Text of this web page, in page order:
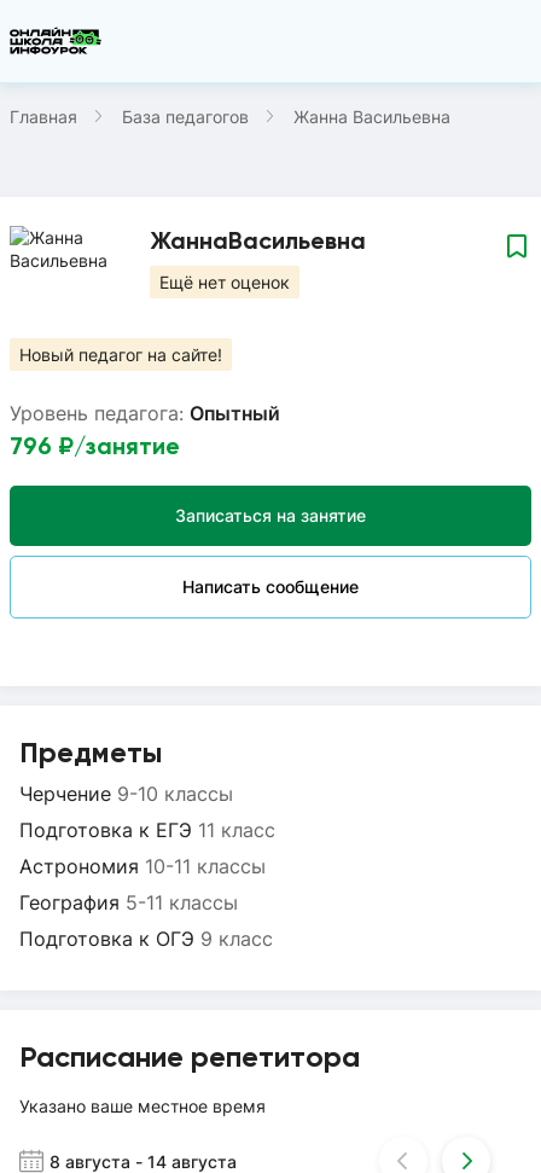
Главная База педагогов Жанна Васильевна
ЖаннаВасильевна
Ещё нет оценок
Новый педагог на сайте!
Уровень педагога: Опытный
796 ₽/занятие
Записаться на занятие
Написать сообщение
Предметы
Черчение 9-10 классы
Подготовка к ЕГЭ 11 класс
Астрономия 10-11 классы
География 5-11 классы
Подготовка к ОГЭ 9 класс
Расписание репетитора
Указано ваше местное время
8 августа - 14 августа